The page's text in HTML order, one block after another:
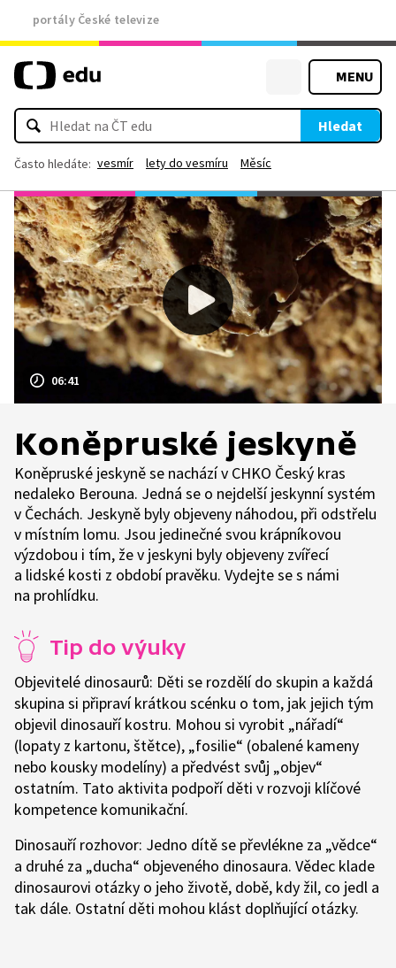
portály České televize
MENU
Hledat
Často hledáte: vesmír lety do vesmíru Měsíc
06:41
Koněpruské jeskyně
Koněpruské jeskyně se nachází v CHKO Český kras
nedaleko Berouna. Jedná se o nejdelší jeskynní systém
v Čechách. Jeskyně byly objeveny náhodou, při odstřelu
v místním lomu. Jsou jedinečné svou krápníkovou
výzdobou i tím, že v jeskyni byly objeveny zvířecí
a lidské kosti z období pravěku. Vydejte se s námi
na prohlídku.
Tip do výuky
Objevitelé dinosaurů: Děti se rozdělí do skupin a každá
skupina si připraví krátkou scénku o tom, jak jejich tým
objevil dinosauří kostru. Mohou si vyrobit „nářadí“
(lopaty z kartonu, štětce), „fosilie“ (obalené kameny
nebo kousky modelíny) a předvést svůj „objev“
ostatním. Tato aktivita podpoří děti v rozvoji klíčové
kompetence komunikační.
Dinosauří rozhovor: Jedno dítě se převlékne za „vědce“
a druhé za „ducha“ objeveného dinosaura. Vědec klade
dinosaurovi otázky o jeho životě, době, kdy žil, co jedl a
tak dále. Ostatní děti mohou klást doplňující otázky.